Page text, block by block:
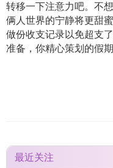
转移一下注意力吧。不
俩人世界的宁静将更甜
做份收支记录以免超支
准备，你精心策划的假
最近关注